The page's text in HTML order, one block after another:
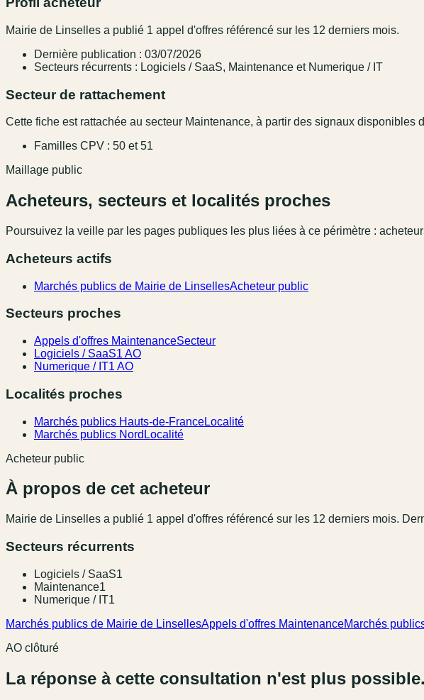
Mairie de Linselles a publié 1 appel d'offres référencé sur les 12 derniers mois.
Dernière publication : 03/07/2026
Secteurs récurrents : Logiciels / SaaS, Maintenance et Numerique / IT
Secteur de rattachement
Cette fiche est rattachée au secteur Maintenance, à partir des signaux disponibles
Familles CPV : 50 et 51
Maillage public
Acheteurs, secteurs et localités proches
Poursuivez la veille par les pages publiques les plus liées à ce périmètre :
Acheteurs actifs
Marchés publics de Mairie de LinsellesAcheteur public
Secteurs proches
Appels d'offres MaintenanceSecteur
Logiciels / SaaS1 AO
Numerique / IT1 AO
Localités proches
Marchés publics Hauts-de-FranceLocalité
Marchés publics Nord Localité
Acheteur public
À propos de cet acheteur
Mairie de Linselles a publié 1 appel d'offres référencé sur les 12 derniers mois.
Secteurs récurrents
Logiciels / SaaS1
Maintenance1
Numerique / IT1
Marchés publics de Mairie de LinsellesAppels d'offres MaintenanceMarchés
AO clôturé
La réponse à cette consultation n'est plus possible.